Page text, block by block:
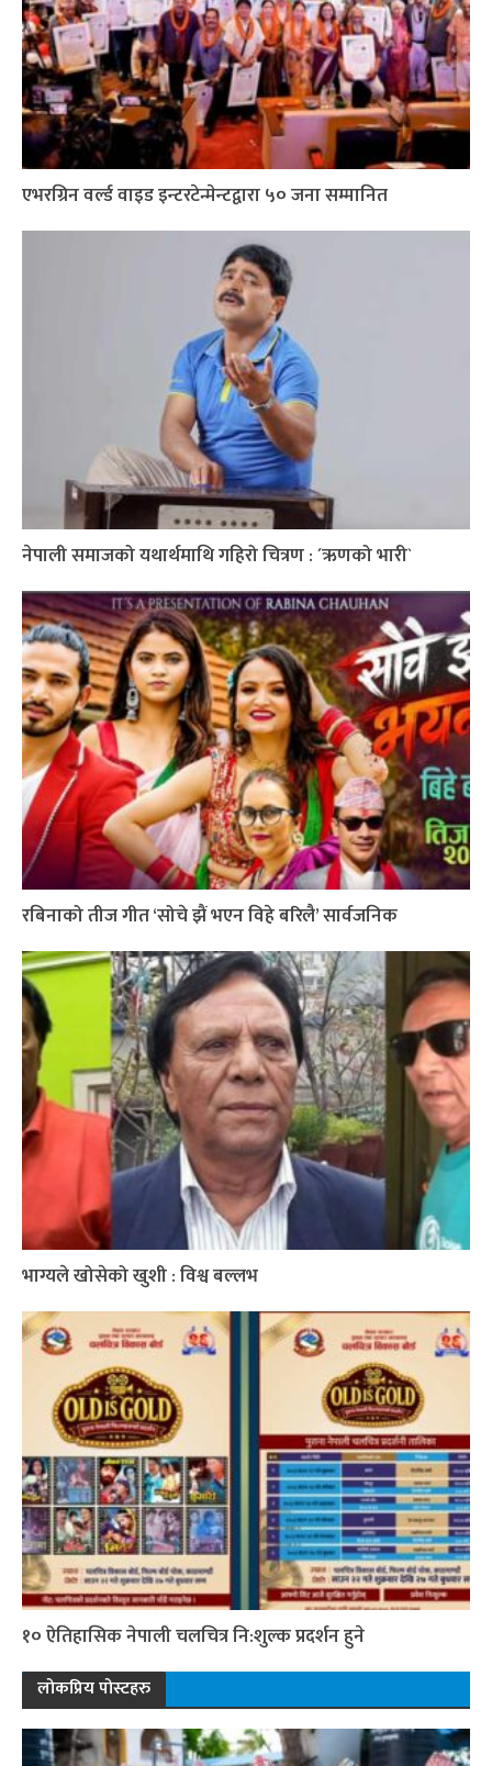
एभरग्रिन वर्ल्ड वाइड इन्टरटेन्मेन्टद्वारा ५० जना सम्मानित
नेपाली समाजको यथार्थमाथि गहिरो चित्रण : ´ऋणको भारी`
रबिनाको तीज गीत ‘सोचे झैं भएन विहे बरिलै’ सार्वजनिक
भाग्यले खोसेको खुशी : विश्व बल्लभ
१० ऐतिहासिक नेपाली चलचित्र नि:शुल्क प्रदर्शन हुने
लोकप्रिय पोस्टहरु